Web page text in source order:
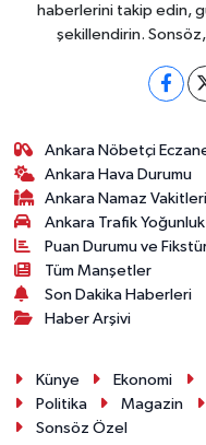
haberlerini takip edin,
şekillendirin.
Ankara Nöbetçi
Ankara Hava Durumu
Ankara Namaz Vakitleri
Ankara Trafik Yoğunluk
Puan Durumu ve
Tüm Manşetler
Son Dakika Haberleri
Haber Arşivi
Künye Ekonomi
Politika
Magazin
Sonsöz Özel